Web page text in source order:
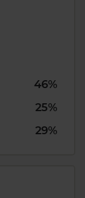
46%
25%
29%